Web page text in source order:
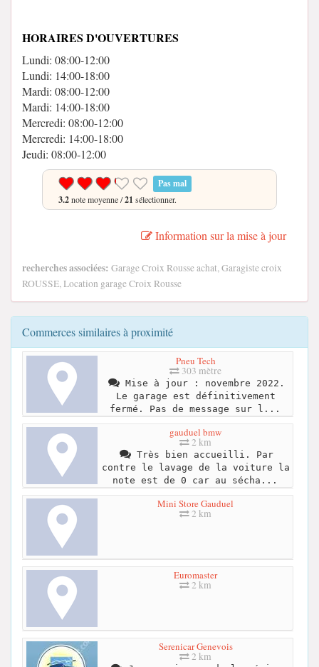
HORAIRES D'OUVERTURES
Lundi: 08:00-12:00
Lundi: 14:00-18:00
Mardi: 08:00-12:00
Mardi: 14:00-18:00
Mercredi: 08:00-12:00
Mercredi: 14:00-18:00
Jeudi: 08:00-12:00
Pas mal
3.2note moyenne /21 sélectionner.
Information sur la mise à jour
recherches associées: Garage Croix Rousse achat, Garagiste croix
ROUSSE, Location garage Croix Rousse
Commerces similaires à proximité
Pneu Tech
303 mètre
Mise à jour : novembre 2022.
Le garage est définitivement
fermé. Pas de message sur l...
gauduel bmw
2 km
Très bien accueilli. Par
contre le lavage de la voiture la
note est de 0 car au sécha...
Mini Store Gauduel
2 km
Euromaster
2 km
Serenicar Genevois
2 km